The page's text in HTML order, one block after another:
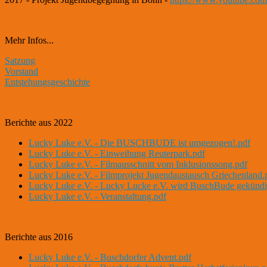
Mehr Infos...
Satzung
Vorstand
Entstehungsgeschichte
Berichte aus 2022
Lucky Luke e.V. - Die BUSCHBUDE ist umgezogen!.pdf
Lucky Luke e.V. - Einweihung Reuterpark.pdf
Lucky Luke e.V. - Filmausschnitt vom Inklusionssong.pdf
Lucky Luke e.V. - Filmprojekt Jugendaustausch
Lucky Luke e.V. - Lucky Lucke e.V. wird BuschBude
Lucky Luke e.V. - Veranstaltung.pdf
Berichte aus 2016
Lucky Luke e.V. - Buschdorfer Advent.pdf